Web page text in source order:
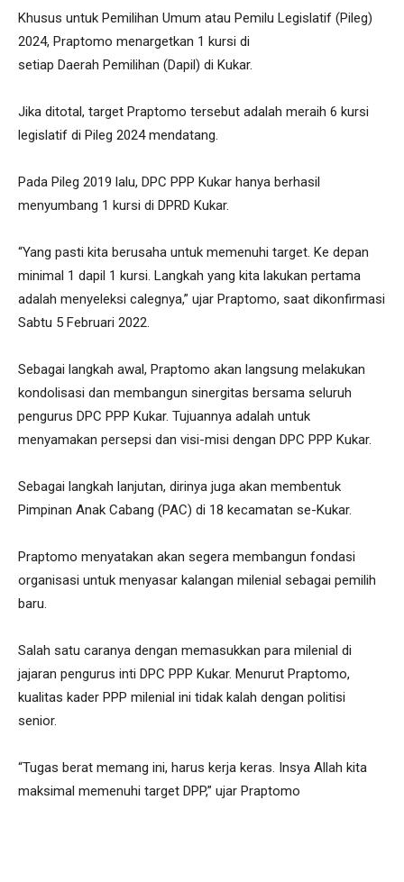
Khusus untuk Pemilihan Umum atau Pemilu Legislatif (Pileg)
2024, Praptomo menargetkan 1 kursi di
setiap Daerah Pemilihan (Dapil) di Kukar.
Jika ditotal, target Praptomo tersebut adalah meraih 6 kursi
legislatif di Pileg 2024 mendatang.
Pada Pileg 2019 lalu, DPC PPP Kukar hanya berhasil
menyumbang 1 kursi di DPRD Kukar.
“Yang pasti kita berusaha untuk memenuhi target. Ke depan
minimal 1 dapil 1 kursi. Langkah yang kita lakukan pertama
adalah menyeleksi calegnya,” ujar Praptomo, saat dikonfirmasi
Sabtu 5 Februari 2022.
Sebagai langkah awal, Praptomo akan langsung melakukan
kondolisasi dan membangun sinergitas bersama seluruh
pengurus DPC PPP Kukar. Tujuannya adalah untuk
menyamakan persepsi dan visi-misi dengan DPC PPP Kukar.
Sebagai langkah lanjutan, dirinya juga akan membentuk
Pimpinan Anak Cabang (PAC) di 18 kecamatan se-Kukar.
Praptomo menyatakan akan segera membangun fondasi
organisasi untuk menyasar kalangan milenial sebagai pemilih
baru.
Salah satu caranya dengan memasukkan para milenial di
jajaran pengurus inti DPC PPP Kukar. Menurut Praptomo,
kualitas kader PPP milenial ini tidak kalah dengan politisi
senior.
“Tugas berat memang ini, harus kerja keras. Insya Allah kita
maksimal memenuhi target DPP,” ujar Praptomo